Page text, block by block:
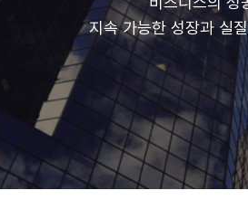
지속 가능한 성장과 실